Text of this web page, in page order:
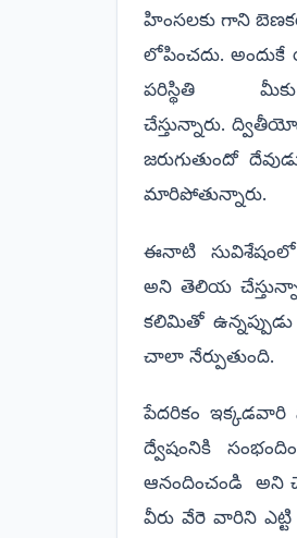
హింసలకు గాని
లోపించదు.
పరిస్థితి మీకు
చేస్తున్నారు.
జరుగుతుందో
మారిపోతున్నారు.
ఈనాటి సువిశేషంలో
అని తెలియ
కలిమితో
చాలా నేర్పుతుంది.
పేదరికం
ద్వేషంనికి
ఆనందించండి అని
వీరు వేరె వారిని ఎట్టి